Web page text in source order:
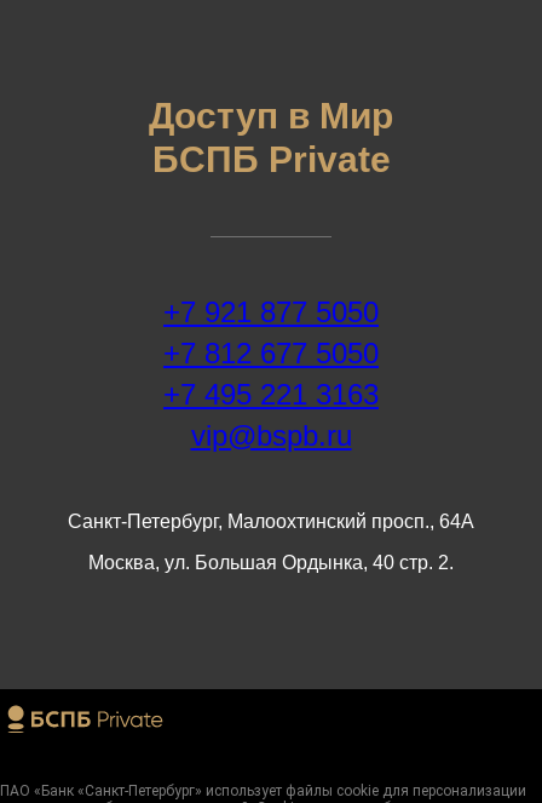
Доступ в Мир
БСПБ Private
+7 921 877 5050
+7 812 677 5050
+7 495 221 3163
vip@bspb.ru
Санкт-Петербург, Малоохтинский просп., 64А
Москва, ул. Большая Ордынка, 40 стр. 2.
ПАО «Банк «Санкт-Петербург» использует файлы cookie для персонализации